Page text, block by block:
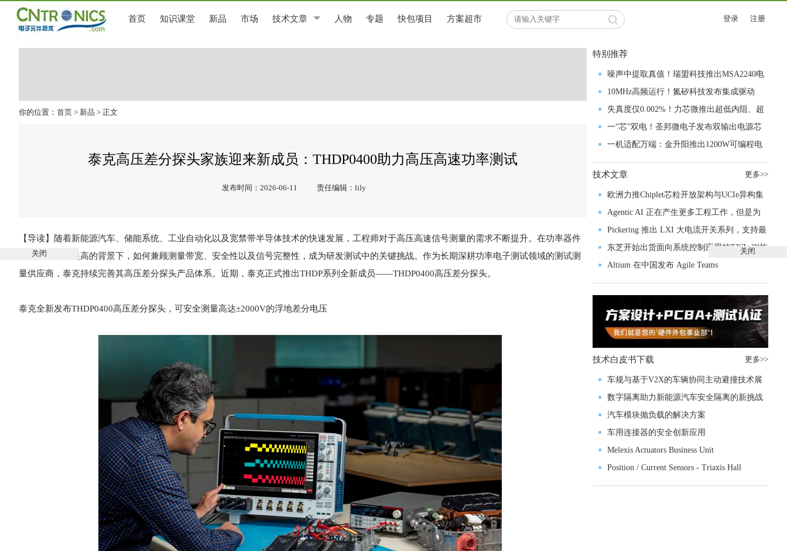
首页 知识课堂 新品 市场 技术文章 人物 专题 快包项目 方案超市 登录 注册
你的位置： 首页 > 新品 > 正文
泰克高压差分探头家族迎来新成员：THDP0400助力高压高速功率测试
发布时间：2026-06-11 责任编辑：lily
【导读】随着新能源汽车、储能系统、工业自动化以及宽禁带半导体技术的快速发展，工程师对于高压高速信号测量的需求不断提升。在功率器件
开关速度持续提高的背景下，如何兼顾测量带宽、安全性以及信号完整性，成为研发测试中的关键挑战。作为长期深耕功率电子测试领域的测试测
量供应商，泰克持续完善其高压差分探头产品体系。近期，泰克正式推出THDP系列全新成员——THDP0400高压差分探头。
泰克全新发布THDP0400高压差分探头，可安全测量高达±2000V的浮地差分电压
特别推荐
噪声中提取真值！瑞盟科技推出MSA2240电
流检测芯片赋能多元高端测量场景
10MHz高频运行！氮矽科技发布集成驱动
GaN芯片，助力电源能效再攀新高
失真度仅0.002%！力芯微推出超低内阻、超
低失真4PST模拟开关
一“芯”双电！圣邦微电子发布双输出电源芯
片，简化AFE与音频设计
一机适配万端：金升阳推出1200W可编程电
源，赋能高端装备制造
技术文章 更多>>
欧洲力推Chiplet芯粒开放架构与UCIe异构集
成以加速其汽车产业生态智能化进程
Agentic AI 正在产生更多工程工作，但是为
什么系统开发进展并没有更快？
Pickering 推出 LXI 大电流开关系列，支持最
高 80A、300V 信号
东芝开始出货面向系统控制应用的TXZ+™族
入门级M4V组
Altium 在中国发布 Agile Teams
技术白皮书下载 更多>>
车规与基于V2X的车辆协同主动避撞技术展
望
数字隔离助力新能源汽车安全隔离的新挑战
汽车模块抛负载的解决方案
车用连接器的安全创新应用
Melexis Actuators Business Unit
Position / Current Sensors - Triaxis Hall
关闭 关闭